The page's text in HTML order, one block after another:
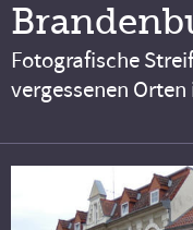
Fotografische
vergessenen